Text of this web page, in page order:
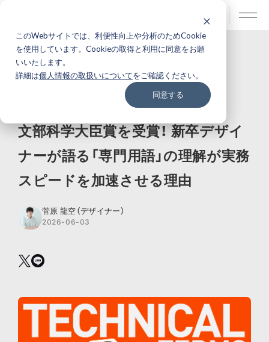
このWebサイトでは、利便性向上や分析のためCookie
を使用しています。Cookieの取得と利用に同意をお願
いいたします。
詳細は個人情報の取扱いについてをご確認ください。
同意する
ピープル
文部科学大臣賞を受賞！ 新卒デザイ
ナーが語る「専門用語」の理解が実務
スピードを加速させる理由
菅原 龍空（デザイナー）
2026-06-03